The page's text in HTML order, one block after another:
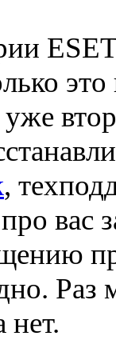
уже
,
вас
Раз
нет.